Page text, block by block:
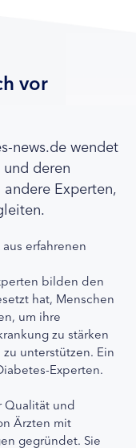
vor
news.de wendet
deren
Experten,
aus erfahrenen
bilden den
hat, Menschen
um ihre
zu stärken
unterstützen. Ein
Experten.
Qualität und
Ärzten mit
gegründet. Sie